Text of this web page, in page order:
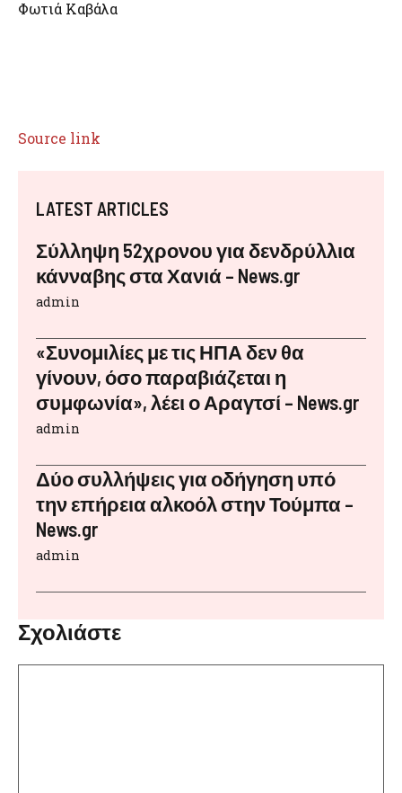
Φωτιά Καβάλα
Source link
LATEST ARTICLES
Σύλληψη 52χρονου για δενδρύλλια
κάνναβης στα Χανιά – News.gr
admin
«Συνομιλίες με τις ΗΠΑ δεν θα
γίνουν, όσο παραβιάζεται η
συμφωνία», λέει ο Αραγτσί – News.gr
admin
Δύο συλλήψεις για οδήγηση υπό
την επήρεια αλκοόλ στην Τούμπα –
News.gr
admin
Σχολιάστε